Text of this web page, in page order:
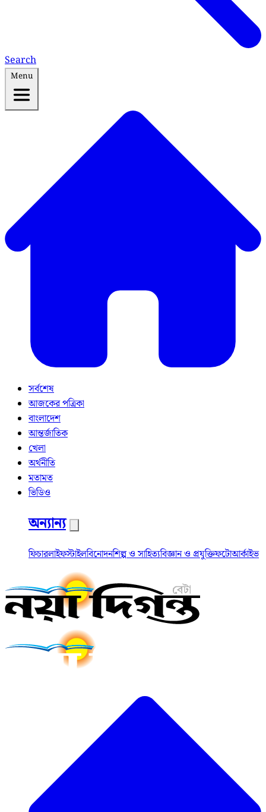
Search
Menu
সর্বশেষ
আজকের পত্রিকা
বাংলাদেশ
আন্তর্জাতিক
খেলা
অর্থনীতি
মতামত
ভিডিও
অন্যান্য
ফিচারলাইফস্টাইলবিনোদনশিল্প ও সাহিত্যবিজ্ঞান ও প্রযুক্তিফটোআর্কাইভ